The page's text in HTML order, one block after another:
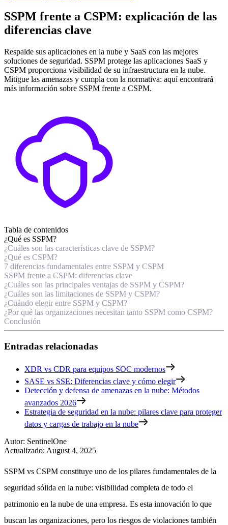
SSPM frente a CSPM: explicación de las
diferencias clave
Respalde sus aplicaciones en la nube y SaaS con las mejores
soluciones de seguridad. SSPM protege las aplicaciones SaaS y
CSPM proporciona visibilidad de su infraestructura en la nube.
Mitigue las amenazas y cumpla con la normativa: aquí encontrará
más información sobre SSPM frente a CSPM.
Tabla de contenidos
¿Qué es SSPM?
¿Cuáles son las características clave de SSPM?
¿Qué es CSPM?
7 diferencias fundamentales entre SSPM y CSPM
SSPM frente a CSPM: diferencias clave
¿Cuáles son las principales ventajas de SSPM y CSPM?
¿Cuáles son las limitaciones de SSPM y CSPM?
¿Cuándo elegir entre SSPM y CSPM?
¿Por qué las organizaciones necesitan tanto SSPM como CSPM?
Conclusión
Entradas relacionadas
XDR vs CDR para equipos SOC modernos
SASE vs SSE: Diferencias clave y cómo elegir
Detección y defensa de amenazas en la nube: Métodos
avanzados 2026
Estrategia de seguridad en la nube: pilares clave para proteger
datos y cargas de trabajo en la nube
Autor: SentinelOne
Actualizado: August 4, 2025
SSPM vs CSPM constituye uno de los pilares fundamentales de la
seguridad sólida en la nube: visibilidad completa de todo el
patrimonio en la nube de una empresa. Es esta innovación lo que
buscan las organizaciones, pero los riesgos de violaciones también